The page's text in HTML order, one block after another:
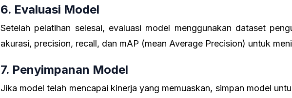
6. Evaluasi Model
Setelah pelatihan selesai, evaluasi model menggunakan dataset
akurasi, precision, recall, dan mAP (mean Average Precision) untuk
7. Penyimpanan Model
Jika model telah mencapai kinerja yang memuaskan, simpan model